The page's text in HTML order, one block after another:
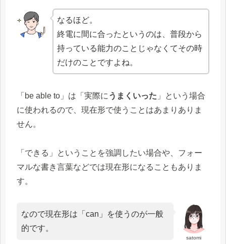
なるほど。
終電に間に合ったというのは、普段から
持っている能力のことじゃなくてその時
だけのことですよね。
「be able to」は「実際に うまくいった 」という場合
に使われるので、現在形で使うことはあまりありま
せん。
「できる」ということを強調したい場合や、フォー
マルな書き言葉などでは現在形になることもありま
す。
satomi
なので現在形は「can」を使うのが一般
的です。